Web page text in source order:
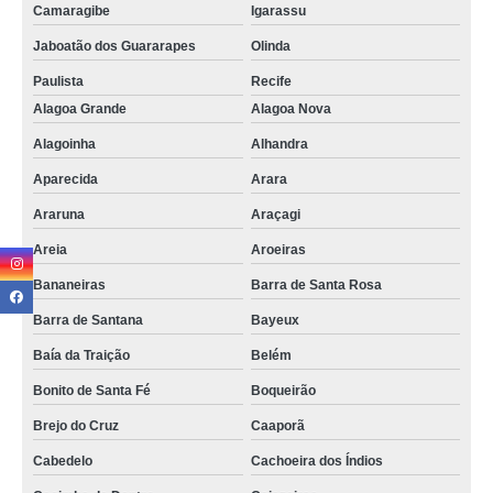
aluguel de endereço fiscal valores Dona Inês
aluguel de endereço fiscal Nova Floresta
cotação de endereço fiscal virtual Parnamirim
endereço fiscal com inscrição estadual Macaíba
endereço fiscal virtual Coremas
locação de endereço fiscal Itaporanga
endereço fiscal para abertura de empresa valores João Pessoa
endereço fiscal para empresas valores Alagoinha
endereço fiscal para empresas valores São Gonçalo do Amarante
cotação de endereço fiscal com inscrição estadual Soledade
Camaragibe Igarassu
Jaboatão dos Guararapes Olinda
Paulista
Recife
Alagoa Grande
Alagoa Nova
Alagoinha Alhandra
Aparecida Arara
Araruna Araçagi
Areia Aroeiras
Bananeiras Barra de Santa Rosa
Barra de Santana Bayeux
Baía da Traição Belém
Bonito de Santa Fé Boqueirão
Brejo do Cruz Caaporã
Cabedelo Cachoeira dos Índios